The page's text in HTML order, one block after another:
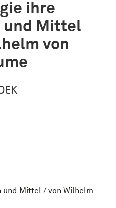
ihre
und Mittel
von
und Mittel / von Wilhelm